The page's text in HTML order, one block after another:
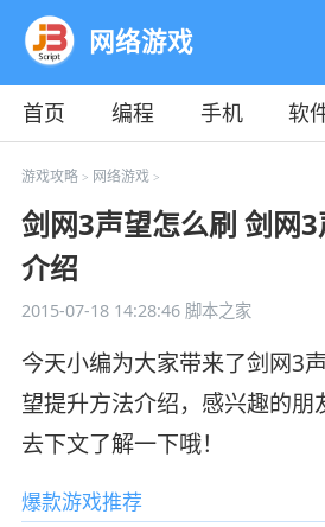
网络游戏
首页 编程 手机 软
教程
平面
游戏攻略> 网络游戏>
剑网3声望怎么刷 剑网
介绍
2015-07-18 14:28:46脚本之家
今天小编为大家带来了剑网3
望提升方法介绍，感兴趣的朋
去下文了解一下哦！
爆款游戏推荐